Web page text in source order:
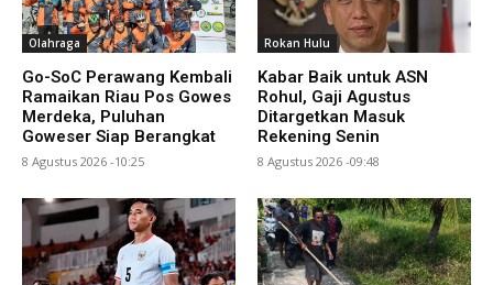
Olahraga
Go-SoC Perawang Kembali
Ramaikan Riau Pos Gowes
Merdeka, Puluhan
Goweser Siap Berangkat
8 Agustus 2026 -10:25
Rokan Hulu
Kabar Baik untuk ASN
Rohul, Gaji Agustus
Ditargetkan Masuk
Rekening Senin
8 Agustus 2026 -09:48